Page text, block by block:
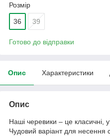
Розмір
36 39
Готово до відправки
Опис Характеристики
Опис
Наші черевики – це класичні,
Чудовий варіант для несення